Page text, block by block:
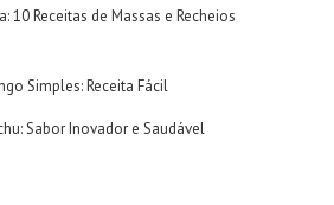
10 Receitas de Massas e Recheios
Simples: Receita Fácil
Sabor Inovador e Saudável